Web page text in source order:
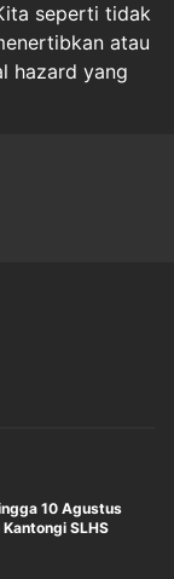
seperti tidak
atau
hazard yang
10 Agustus
SLHS